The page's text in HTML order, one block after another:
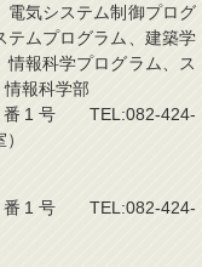
電気システム制御プログ
テムプログラム、建築学
報科学プログラム、ス
情報科学部
1号 TEL:082-424-
1号 TEL:082-424-